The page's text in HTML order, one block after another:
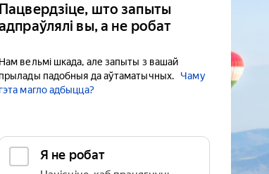
Пацвердзіце, што запыты
вы, а не робат
Нам вельмі шкада, але запыты з вашай
прылады падобныя да аўтаматычных.
Чаму
гэта магло адбыцца?
Я не робат